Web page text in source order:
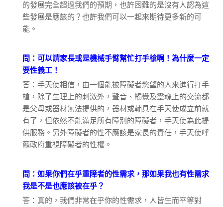
的發展完全超過我們的預期，也許困難的是沒有人認為這
些發展是應該的？也許我們可以一起來期待更多新的可
能。
問：可以請家長或是機械手臂幫忙打手槍啊！為什麼一定
要性義工！
答：手天使相信，由一個能被障礙者慾望的人來進行打手
槍，除了生理上的刺激外，聲音、觸覺及靈魂上的交流都
是父母或器材無法提供的，器材或輔具在手天使成立前就
有了，但依然不能滿足所有障別的障礙者，手天使為此提
供服務。另外障礙者的性不應該是家長的責任，手天使呼
籲政府重視障礙者的性權。
問：如果你們在乎重障者的性需求，那如果我也有性需求
我是不是也應該被在乎？
答：真的，我們非常在乎你的性需求，人皆生而平等對